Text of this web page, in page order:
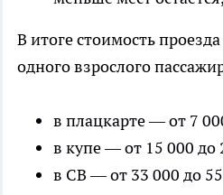
В итоге стоимость
одного взрослого
в плацкарте — от 7
в купе — от 15 000 до
в СВ — от 33 000 до